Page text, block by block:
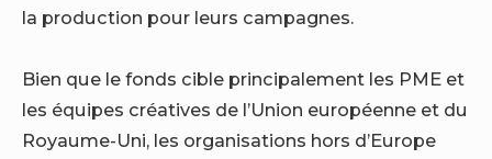
la production pour leurs campagnes.
Bien que le fonds cible principalement les PME et
les équipes créatives de l’Union européenne et du
Royaume-Uni, les organisations hors d’Europe